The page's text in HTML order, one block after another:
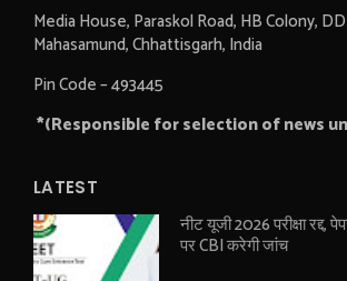
Media House, Paraskol Road, HB Colony,
Mahasamund, Chhattisgarh, India
Pin Code – 493445
*(Responsible for selection of news
LATEST
नीट यूजी 2026 परीक्षा
पर CBI करेगी जांच